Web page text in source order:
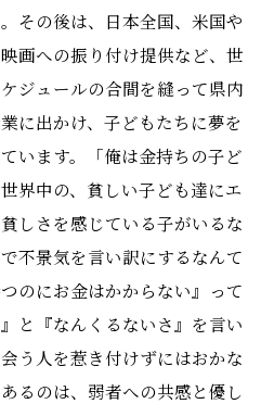
その後は、日本全国、米国や
画への振り付け提供など、世
ジュールの合間を縫って県内
に出かけ、子どもたちに夢を
います。「俺は金持ちの子ど
界中の、貧しい子ども達にエ
しさを感じている子がいるな
不景気を言い訳にするなんて
のにお金はかからない』って
と『なんくるないさ』を言い
う人を惹き付けずにはおかな
るのは、弱者への共感と優し